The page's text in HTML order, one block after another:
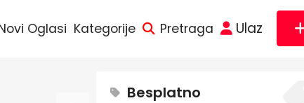
Oglasi Kategorije Pretraga Ulaz
Besplatno